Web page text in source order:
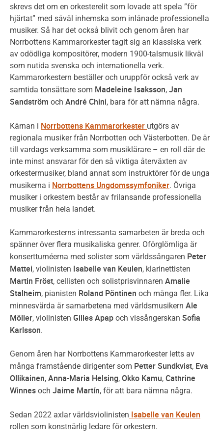
skrevs det om en orkesterelit som lovade att spela ”för
hjärtat” med såväl inhemska som inlånade professionella
musiker. Så har det också blivit och genom åren har
Norrbottens Kammarorkester tagit sig an klassiska verk
av odödliga kompositörer, modern 1900-talsmusik likväl
som nutida svenska och internationella verk.
Kammarorkestern beställer och uruppför också verk av
samtida tonsättare som Madeleine Isaksson, Jan
Sandström och André Chini, bara för att nämna några.
Kärnan i Norrbottens Kammarorkester utgörs av
regionala musiker från Norrbotten och Västerbotten. De är
till vardags verksamma som musiklärare – en roll där de
inte minst ansvarar för den så viktiga återväxten av
orkestermusiker, bland annat som instruktörer för de unga
musikerna i Norrbottens Ungdomssymfoniker. Övriga
musiker i orkestern består av frilansande professionella
musiker från hela landet.
Kammarorkesterns intressanta samarbeten är breda och
spänner över flera musikaliska genrer. Oförglömliga är
konsertturnéerna med solister som världssångaren Peter
Mattei, violinisten Isabelle van Keulen, klarinettisten
Martin Fröst, cellisten och solistprisvinnaren Amalie
Stalheim, pianisten Roland Pöntinen och många fler. Lika
minnesvärda är samarbetena med världsmusikern Ale
Möller, violinisten Gilles Apap och vissångerskan Sofia
Karlsson.
Genom åren har Norrbottens Kammarorkester letts av
många framstående dirigenter som Petter Sundkvist, Eva
Ollikainen, Anna-Maria Helsing, Okko Kamu, Cathrine
Winnes och Jaime Martín, för att bara nämna några.
Sedan 2022 axlar världsviolinisten Isabelle van Keulen
rollen som konstnärlig ledare för orkestern.